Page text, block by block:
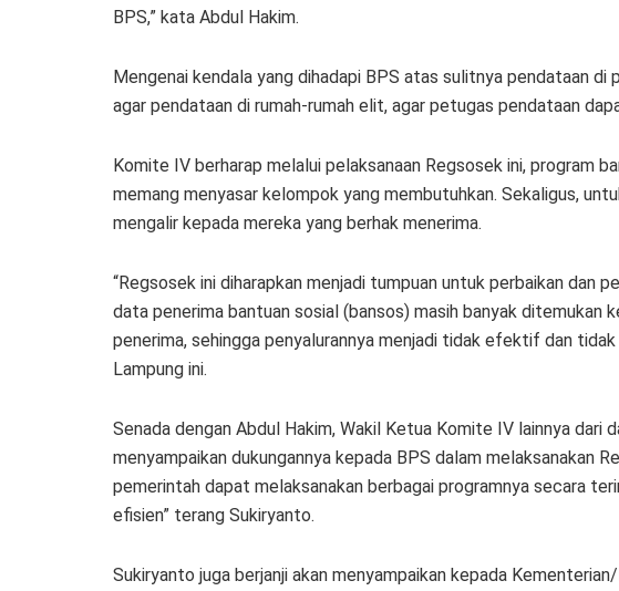
BPS,” kata Abdul Hakim.
Mengenai kendala yang dihadapi BPS atas sulitnya pendataan di
agar pendataan di rumah-rumah elit, agar petugas pendataan
Komite IV berharap melalui pelaksanaan Regsosek ini, program
memang menyasar kelompok yang membutuhkan. Sekaligus,
mengalir kepada mereka yang berhak menerima.
“Regsosek ini diharapkan menjadi tumpuan untuk perbaikan dan
data penerima bantuan sosial (bansos) masih banyak ditemukan
penerima, sehingga penyalurannya menjadi tidak efektif dan
Lampung ini.
Senada dengan Abdul Hakim, Wakil Ketua Komite IV lainnya dari
menyampaikan dukungannya kepada BPS dalam melaksanakan
pemerintah dapat melaksanakan berbagai programnya secara
efisien” terang Sukiryanto.
Sukiryanto juga berjanji akan menyampaikan kepada